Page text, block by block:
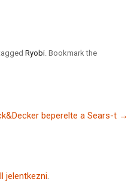
Ryobi. Bookmark the
beperelte a Sears-t →
jelentkezni.